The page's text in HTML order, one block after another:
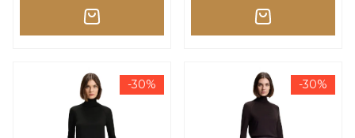
-30% -30%